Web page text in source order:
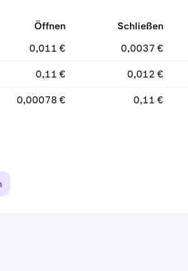
Öffnen Schließen
0,011 € 0,0037 €
0,11 € 0,012 €
0,00078 € 0,11 €